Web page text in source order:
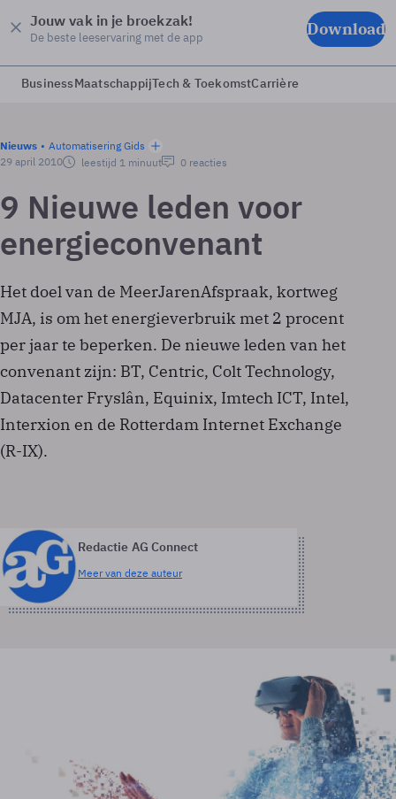
Jouw vak in je broekzak!
De beste leeservaring met de app Download
BusinessMaatschappijTech & ToekomstCarrière
Nieuws
Automatisering Gids
29 april 2010
leestijd 1 minuut 0 reacties
9 Nieuwe leden voor
energieconvenant
Het doel van de MeerJarenAfspraak, kortweg
MJA, is om het energieverbruik met 2 procent
per jaar te beperken. De nieuwe leden van het
convenant zijn: BT, Centric, Colt Technology,
Datacenter Fryslân, Equinix, Imtech ICT, Intel,
Interxion en de Rotterdam Internet Exchange
(R-IX).
Redactie AG Connect
Meer van deze auteur